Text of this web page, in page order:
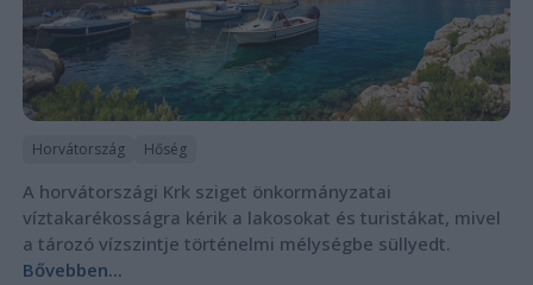
Horvátország Hőség
A horvátországi Krk sziget önkormányzatai
víztakarékosságra kérik a lakosokat és turistákat, mivel
a tározó vízszintje történelmi mélységbe süllyedt.
Bővebben...